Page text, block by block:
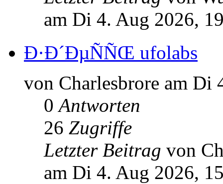
am Di 4. Aug 2026,
Ð·Ð´ÐµÑÑŒ ufolabs
von Charlesbrore am Di
0Antworten
26 Zugriffe
Letzter Beitrag von
am Di 4. Aug 2026,